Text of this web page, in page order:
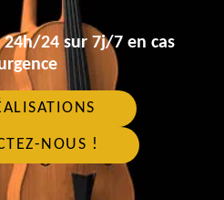
24 sur 7j/7 en cas
NOUS !